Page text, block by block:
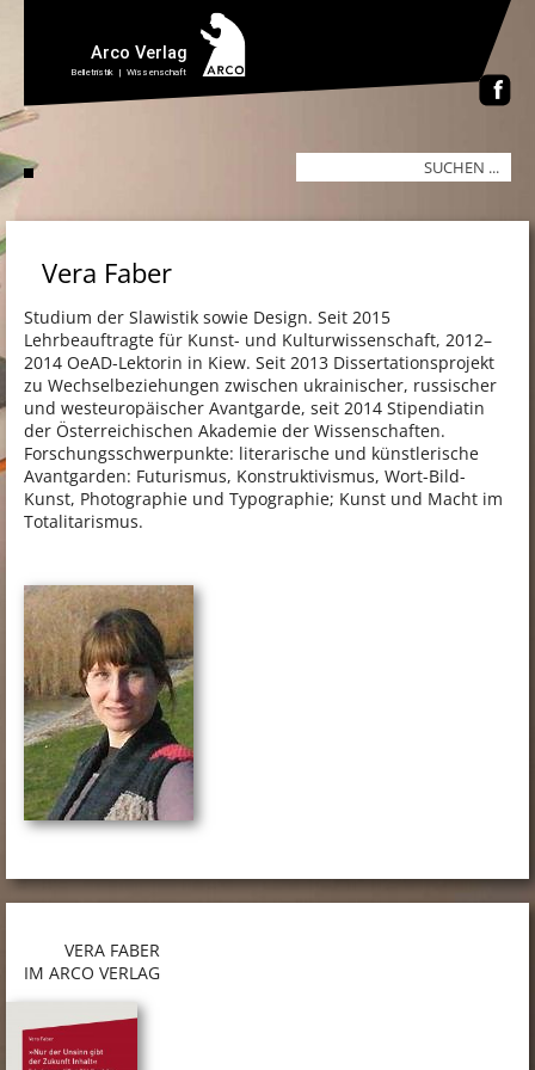
Vera Faber
Studium der Slawistik sowie Design. Seit 2015
Lehrbeauftragte für Kunst- und Kulturwissenschaft, 2012–
2014 OeAD-Lektorin in Kiew. Seit 2013 Dissertationsprojekt
zu Wechselbeziehungen zwischen ukrainischer, russischer
und westeuropäischer Avantgarde, seit 2014 Stipendiatin
der Österreichischen Akademie der Wissenschaften.
Forschungsschwerpunkte: literarische und künstlerische
Avantgarden: Futurismus, Konstruktivismus, Wort-Bild-
Kunst, Photographie und Typographie; Kunst und Macht im
Totalitarismus.
VERA FABER
IM ARCO VERLAG